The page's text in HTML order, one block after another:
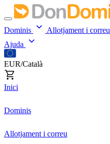
Dominis Allotjament i correu
Ajuda
EUR/Català
Inici
Dominis
Allotjament i correu